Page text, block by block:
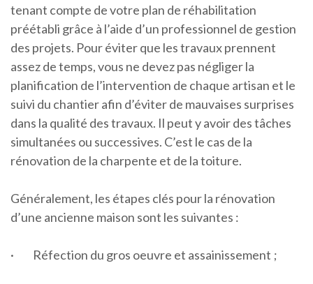
tenant compte de votre plan de réhabilitation
préétabli grâce à l’aide d’un professionnel de gestion
des projets. Pour éviter que les travaux prennent
assez de temps, vous ne devez pas négliger la
planification de l’intervention de chaque artisan et le
suivi du chantier afin d’éviter de mauvaises surprises
dans la qualité des travaux. Il peut y avoir des tâches
simultanées ou successives. C’est le cas de la
rénovation de la charpente et de la toiture.
Généralement, les étapes clés pour la rénovation
d’une ancienne maison sont les suivantes :
· Réfection du gros oeuvre et assainissement ;